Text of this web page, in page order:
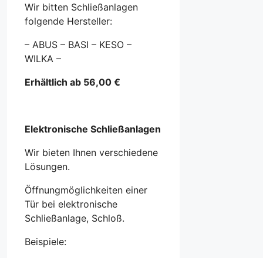
Wir bitten Schließanlagen
folgende Hersteller:
– ABUS – BASI – KESO –
WILKA –
Erhältlich ab 56,00 €
Elektronische Schließanlagen
Wir bieten Ihnen verschiedene
Lösungen.
Öffnungmöglichkeiten einer
Tür bei elektronische
Schließanlage, Schloß.
Beispiele: